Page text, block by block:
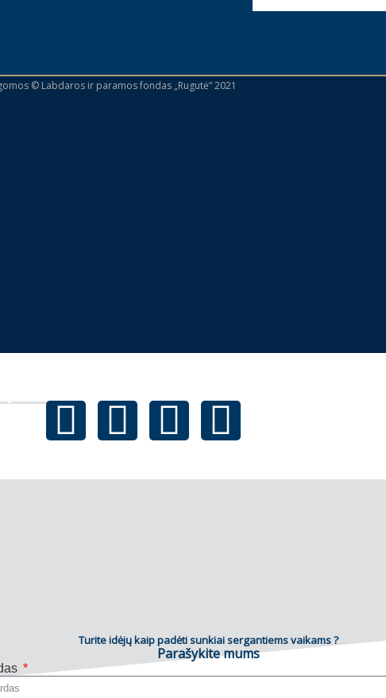
© Labdaros ir paramos fondas „Rugutė“ 2021
Turite idėjų kaip padėti sunkiai sergantiems vaikams ?
Parašykite mums